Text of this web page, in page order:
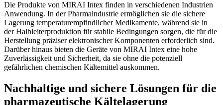
Die Produkte von MIRAI Intex finden in verschiedenen Industrien
Anwendung. In der Pharmaindustrie ermöglichen sie die sichere
Lagerung temperaturempfindlicher Medikamente, während sie in
der Halbleiterproduktion für stabile Bedingungen sorgen, die für die
Herstellung präziser elektronischer Komponenten erforderlich sind.
Darüber hinaus bieten die Geräte von MIRAI Intex eine hohe
Zuverlässigkeit und Sicherheit, da sie ohne die potenziell
gefährlichen chemischen Kältemittel auskommen.
Nachhaltige und sichere Lösungen für die
pharmazeutische Kältelagerung